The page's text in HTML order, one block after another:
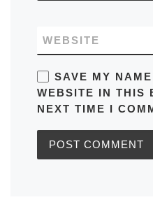
WEBSITE
SAVE MY
WEBSITE IN THIS
NEXT TIME I